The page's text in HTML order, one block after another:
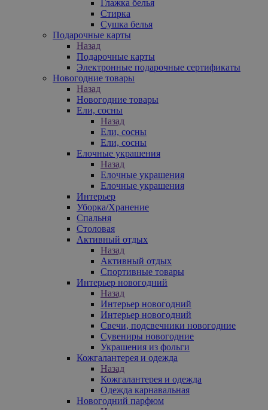
Глажка белья
Стирка
Сушка белья
Подарочные карты
Назад
Подарочные карты
Электронные подарочные сертификаты
Новогодние товары
Назад
Новогодние товары
Ели, сосны
Назад
Ели, сосны
Ели, сосны
Елочные украшения
Назад
Елочные украшения
Елочные украшения
Интерьер
Уборка/Хранение
Спальня
Столовая
Активный отдых
Назад
Активный отдых
Спортивные товары
Интерьер новогодний
Назад
Интерьер новогодний
Интерьер новогодний
Свечи, подсвечники новогодние
Сувениры новогодние
Украшения из фольги
Кожгалантерея и одежда
Назад
Кожгалантерея и одежда
Одежда карнавальная
Новогодний парфюм